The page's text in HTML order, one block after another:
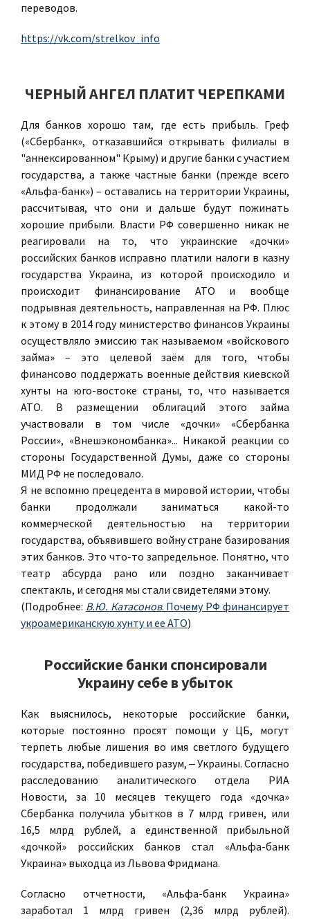
переводов.
https://vk.com/strelkov_info
ЧЕРНЫЙ АНГЕЛ ПЛАТИТ ЧЕРЕПКАМИ
Для банков хорошо там, где есть прибыль. Греф
(«Сбербанк», отказавшийся открывать филиалы в
"аннексированном" Крыму) и другие банки с участием
государства, а также частные банки (прежде всего
«Альфа-банк») – оставались на территории Украины,
рассчитывая, что они и дальше будут пожинать
хорошие прибыли. Власти РФ совершенно никак не
реагировали на то, что украинские «дочки»
российских банков исправно платили налоги в казну
государства Украина, из которой происходило и
происходит финансирование АТО и вообще
подрывная деятельность, направленная на РФ. Плюс
к этому в 2014 году министерство финансов Украины
осуществляло эмиссию так называемом «войскового
займа» – это целевой заём для того, чтобы
финансово поддержать военные действия киевской
хунты на юго-востоке страны, то, что называется
АТО. В размещении облигаций этого займа
участвовали в том числе «дочки» «Сбербанка
России», «Внешэкономбанка»... Никакой реакции со
стороны Государственной Думы, даже со стороны
МИД РФ не последовало.
Я не вспомню прецедента в мировой истории, чтобы
банки продолжали заниматься какой-то
коммерческой деятельностью на территории
государства, объявившего войну стране базирования
этих банков. Это что-то запредельное. Понятно, что
театр абсурда рано или поздно заканчивает
спектакль, и сегодня мы стали свидетелями этому.
(Подробнее: В.Ю. Катасонов. Почему РФ финансирует
укроамериканскую хунту и ее АТО)
Российские банки спонсировали
Украину себе в убыток
Как выяснилось, некоторые российские банки,
которые постоянно просят помощи у ЦБ, могут
терпеть любые лишения во имя светлого будущего
государства, победившего разум, ‒ Украины. Согласно
расследованию аналитического отдела РИА
Новости,
за 10 месяцев текущего года «дочка»
Сбербанка получила убытков в 7 млрд гривен, или
16,5 млрд рублей, а единственной прибыльной
«дочкой» российских банков стал «Альфа-банк
Украина» выходца из Львова Фридмана.
Согласно отчетности, «Альфа-банк Украина»
заработал 1 млрд гривен (2,36 млрд рублей).